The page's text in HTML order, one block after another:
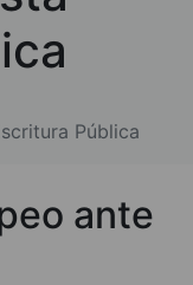
Pública
ante